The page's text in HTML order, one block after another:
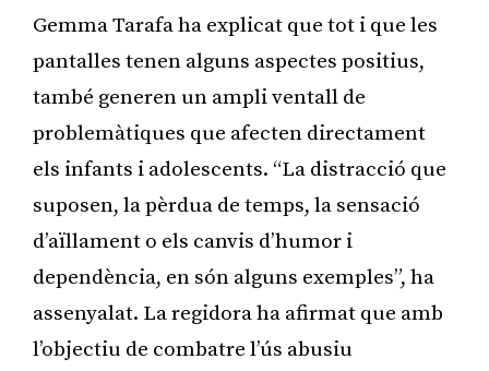
Gemma Tarafa ha explicat que tot i que les
pantalles tenen alguns aspectes positius,
també generen un ampli ventall de
problemàtiques que afecten directament
els infants i adolescents. “La distracció que
suposen, la pèrdua de temps, la sensació
d’aïllament o els canvis d’humor i
dependència, en són alguns exemples”, ha
assenyalat. La regidora ha afirmat que amb
l’objectiu de combatre l’ús abusiu